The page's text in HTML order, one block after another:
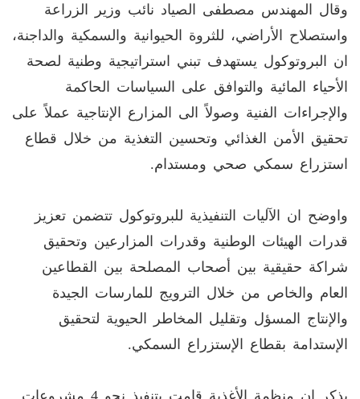
وقال المهندس مصطفى الصياد نائب وزير الزراعة
واستصلاح الأراضي، للثروة الحيوانية والسمكية والداجنة،
ان البروتوكول يستهدف تبني استراتيجية وطنية لصحة
الأحياء المائية والتوافق على السياسات الحاكمة
والإجراءات الفنية وصولاً الى المزارع الإنتاجية عملاً على
تحقيق الأمن الغذائي وتحسين التغذية من خلال قطاع
استزراع سمكي صحي ومستدام.
واوضح ان الآليات التنفيذية للبروتوكول تتضمن تعزيز
قدرات الهيئات الوطنية وقدرات المزارعين وتحقيق
شراكة حقيقية بين أصحاب المصلحة بين القطاعين
العام والخاص من خلال الترويج للمارسات الجيدة
والإنتاج المسؤل وتقليل المخاطر الحيوية لتحقيق
الإستدامة بقطاع الإستزراع السمكي.
يذكر ان منظمة الأغذية قامت بتنفيذ نحو 4 مشروعات